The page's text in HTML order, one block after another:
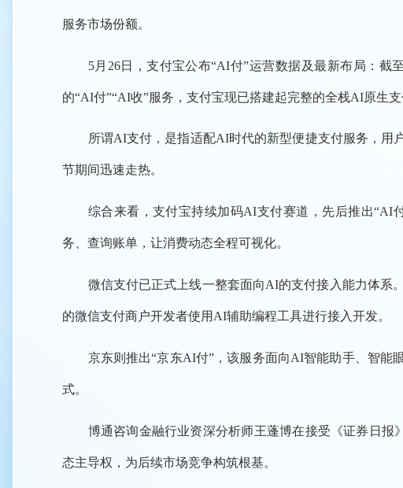
服务市场份额。
5月26日，支付宝公布“AI付”运营数据及最新布局：截
的“AI付”“AI收”服务，支付宝现已搭建起完整的全栈AI原生
所谓AI支付，是指适配AI时代的新型便捷支付服务，用
节期间迅速走热。
综合来看，支付宝持续加码AI支付赛道，先后推出“AI
务、查询账单，让消费动态全程可视化。
微信支付已正式上线一整套面向AI的支付接入能力体系
的微信支付商户开发者使用AI辅助编程工具进行接入开发。
京东则推出“京东AI付”，该服务面向AI智能助手、智能
式。
博通咨询金融行业资深分析师王蓬博在接受《证券日
态主导权，为后续市场竞争构筑根基。